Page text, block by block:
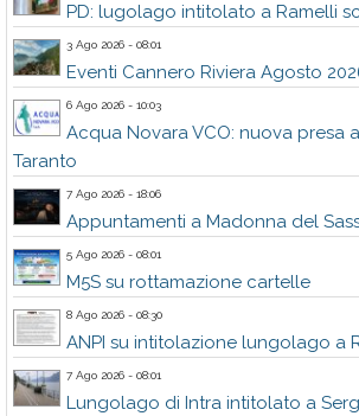
PD: lugolago intitolato a Ramelli
3 Ago 2026 - 08:01
Eventi Cannero Riviera Agosto
6 Ago 2026 - 10:03
Acqua Novara VCO: nuova presa
Taranto
7 Ago 2026 - 18:06
Appuntamenti a Madonna del
5 Ago 2026 - 08:01
M5S su rottamazione cartelle
8 Ago 2026 - 08:30
ANPI su intitolazione lungolago a
7 Ago 2026 - 08:01
Lungolago di Intra intitolato a